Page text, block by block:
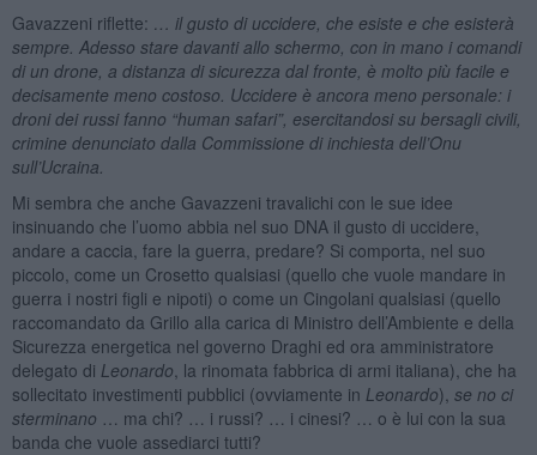
Gavazzeni riflette:
… il gusto di uccidere, che esiste e che esisterà
sempre. Adesso stare davanti allo schermo, con in mano i comandi
di un drone, a distanza di sicurezza dal fronte, è molto più facile e
decisamente meno costoso. Uccidere è ancora meno personale: i
droni dei russi fanno “human safari”, esercitandosi su bersagli civili,
crimine denunciato dalla Commissione di inchiesta dell’Onu
sull’Ucraina.
Mi sembra che anche Gavazzeni travalichi con le sue idee
insinuando che l’uomo abbia nel suo DNA il gusto di uccidere,
andare a caccia, fare la guerra, predare? Si comporta, nel suo
piccolo, come un Crosetto qualsiasi (quello che vuole mandare in
guerra i nostri figli e nipoti) o come un Cingolani qualsiasi (quello
raccomandato da Grillo alla carica di Ministro dell’Ambiente e della
Sicurezza energetica nel governo Draghi ed ora amministratore
delegato di Leonardo , la rinomata fabbrica di armi italiana), che ha
sollecitato investimenti pubblici (ovviamente in Leonardo), se no ci
sterminano … ma chi? … i russi? … i cinesi? … o è lui con la sua
banda che vuole assediarci tutti?